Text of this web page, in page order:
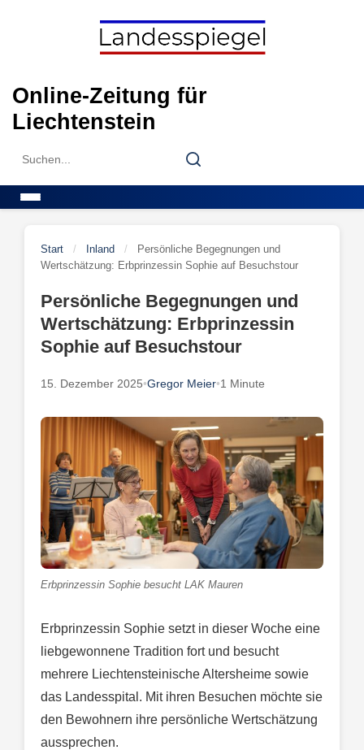
Online-Zeitung für
Liechtenstein
Search
Search
Start / Inland /
Persönliche Begegnungen und
Wertschätzung: Erbprinzessin Sophie auf Besuchstour
Persönliche Begegnungen und
Wertschätzung: Erbprinzessin
Sophie auf Besuchstour
15. Dezember 2025•Gregor Meier•1 Minute
Erbprinzessin Sophie besucht LAK Mauren
Erbprinzessin Sophie setzt in dieser Woche eine
liebgewonnene Tradition fort und besucht
mehrere Liechtensteinische Altersheime sowie
das Landesspital. Mit ihren Besuchen möchte sie
den Bewohnern ihre persönliche Wertschätzung
aussprechen.